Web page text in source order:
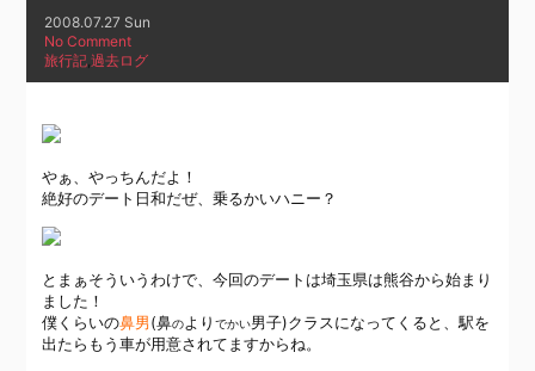
2008.07.27 Sun
No Comment
旅行記,過去ログ
やぁ、やっちんだよ！
絶好のデート日和だぜ、乗るかいハニー？
とまぁそういうわけで、今回のデートは埼玉県は熊谷から始まり
ました！
僕くらいの鼻男(鼻のより でかい男子)クラスになってくると、駅を
出たらもう車が用意されてますからね。